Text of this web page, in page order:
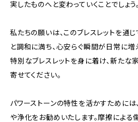
実したものへと変わっていくことでしょう。
私たちの願いは、このブレスレットを通
と調和に満ち、心安らぐ瞬間が日常に増
特別なブレスレットを身に着け、新たな
寄せてください。
パワーストーンの特性を活かすためには
や浄化をお勧めいたします。摩擦によ